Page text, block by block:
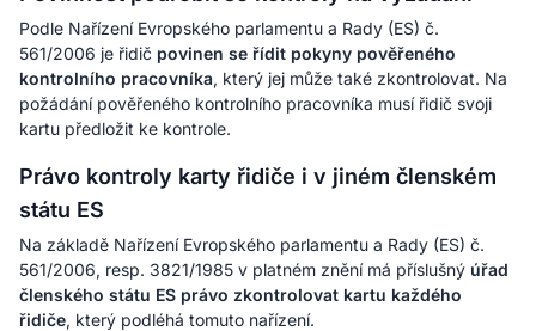
Podle Nařízení Evropského parlamentu a Rady (ES) č.
561/2006 je řidič povinen se řídit pokyny pověřeného
kontrolního pracovníka, který jej může také zkontrolovat. Na
požádání pověřeného kontrolního pracovníka musí řidič svoji
kartu předložit ke kontrole.
Právo kontroly karty řidiče i v jiném členském
státu ES
Na základě Nařízení Evropského parlamentu a Rady (ES) č.
561/2006, resp. 3821/1985 v platném znění má příslušný úřad
členského státu ES právo zkontrolovat kartu každého
řidiče, který podléhá tomuto nařízení.